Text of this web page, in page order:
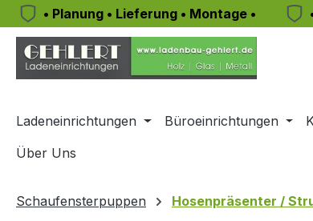
Hauptinhalt springen
Zur Suche springen
Zur Hauptnavigation springen
• Planung • Lieferung • Montage •
Ladeneinrichtungen Büroeinrichtungen
Über Uns
Schaufensterpuppen Hosenpräsenter /